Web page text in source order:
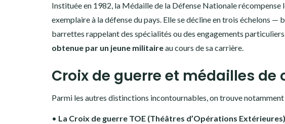
Instituée en 1982, la Médaille de la Défense Nationale
exemplaire à la défense du pays. Elle se décline en trois échelons
barrettes rappelant des spécialités ou des engagements
obtenue par un jeune militaireau cours de sa carrière.
Croix de guerre et médailles de
Parmi les autres distinctions incontournables, on trouve notamment
• La Croix de guerre TOE (Théâtres d’Opérations Extérieures)